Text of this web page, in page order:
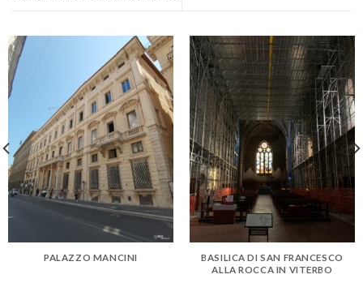
PALAZZO MANCINI
BASILICA DI SAN FRANCESCO
ALLA ROCCA IN VITERBO